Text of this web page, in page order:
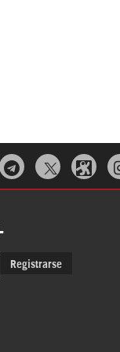
 
Registrarse